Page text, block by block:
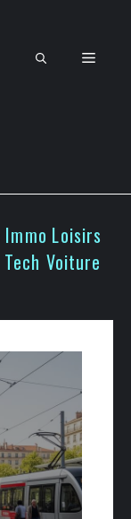
Menu
Immo Loisirs
Tech Voiture